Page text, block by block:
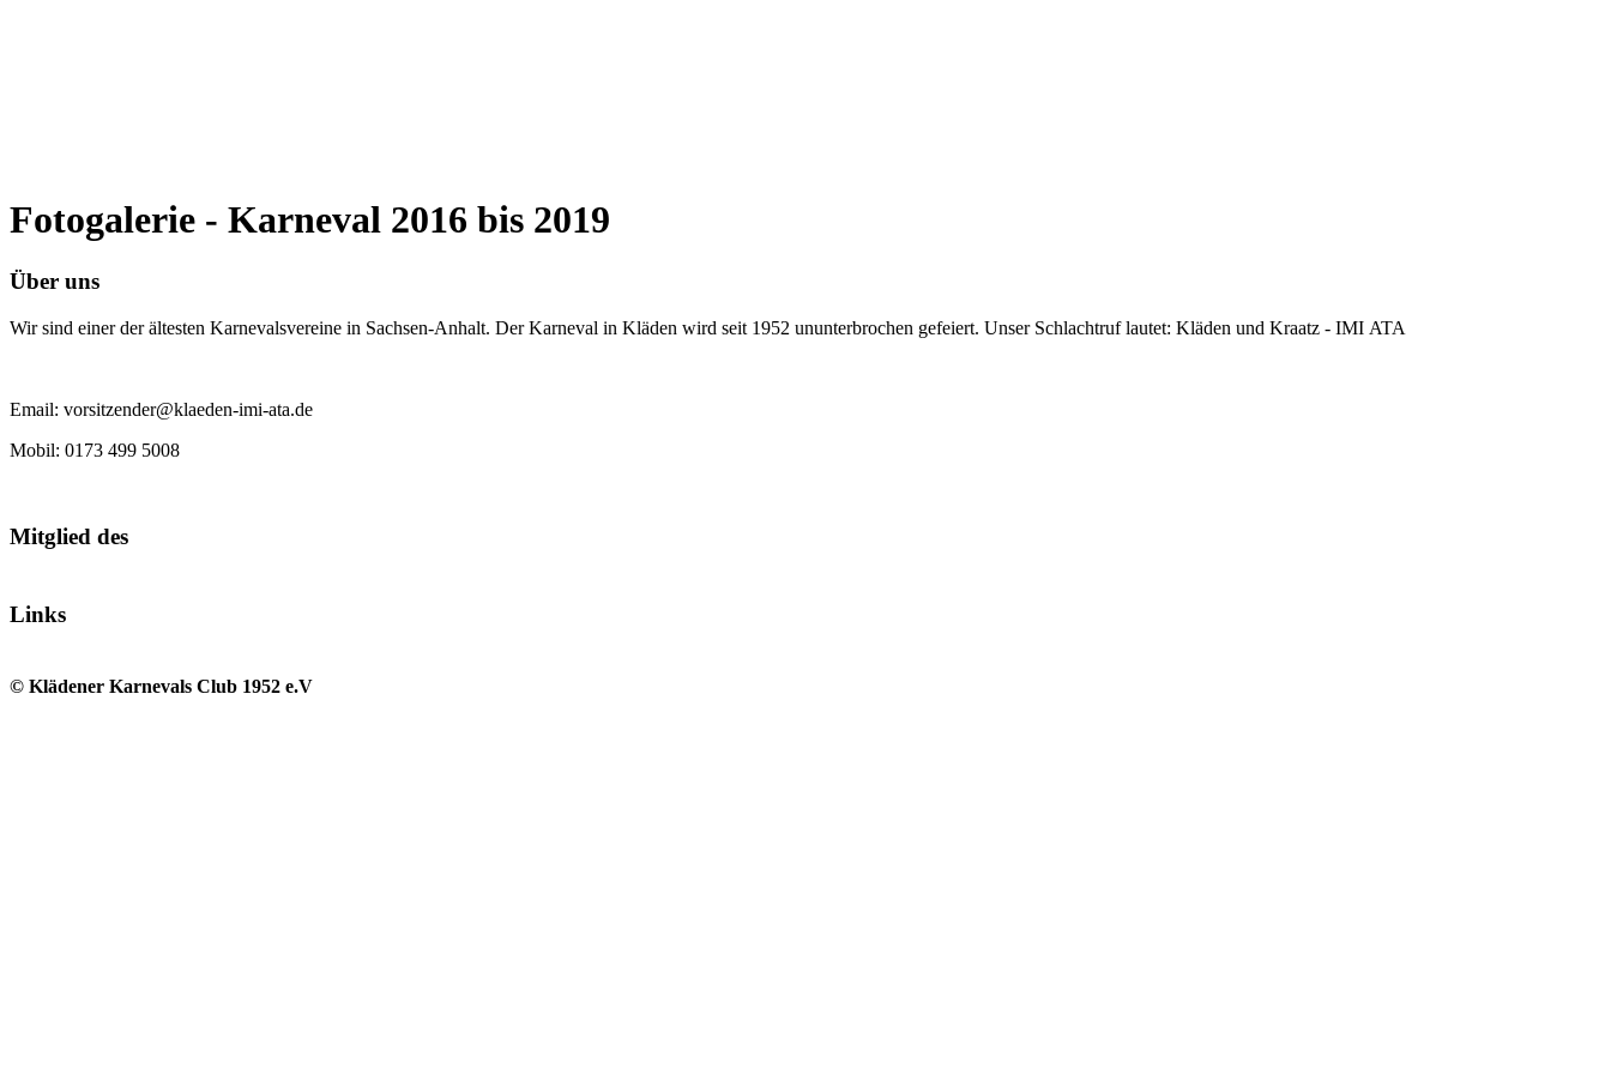
Fotogalerie - Karneval 2016 bis 2019
Über uns
Wir sind einer der ältesten Karnevalsvereine in Sachsen-Anhalt. Der Karneval in Kläden wird seit 1952 ununterbrochen gefeiert. Unser Schlachtruf lautet: Kläden und Kraatz - IMI ATA
Email: vorsitzender@klaeden-imi-ata.de
Mobil: 0173 499 5008
Mitglied des
Links
© Klädener Karnevals Club 1952 e.V